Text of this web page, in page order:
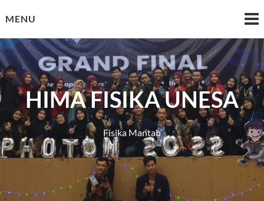
toMENU
HIMA FISIKA UNESA
Fisika Mantab